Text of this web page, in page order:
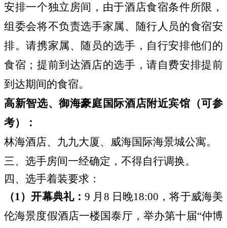
安排一个独立房间，由于酒店食宿条件所限，
组委会将不负责选手家属、随行人员的食宿安
排。请携家属、随员的选手，自行安排他们的
食宿；提前到达酒店的选手，请自费安排提前
到达期间的食宿。
高新智选、御海豪庭国际酒店附近宾馆（可参
考）：
林海酒店、九九大厦、威海国际海景城公寓。
三、选手房间一经确定，不得自行调换。
四、选手着装要求：
（1）开幕典礼：9 月8 日晚18:00，将于威海美
伦海景度假酒店一楼国泰厅，举办第十届“仲博